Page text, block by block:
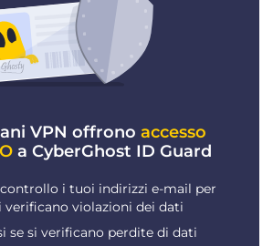
VPN offrono accesso
a CyberGhost ID Guard
i tuoi indirizzi e-mail per
verificano violazioni dei dati
se si verificano perdite di dati